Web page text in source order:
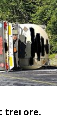
trei ore.